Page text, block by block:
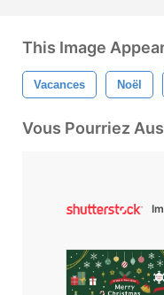
This Image
Vacances Noël
Vous Pourriez